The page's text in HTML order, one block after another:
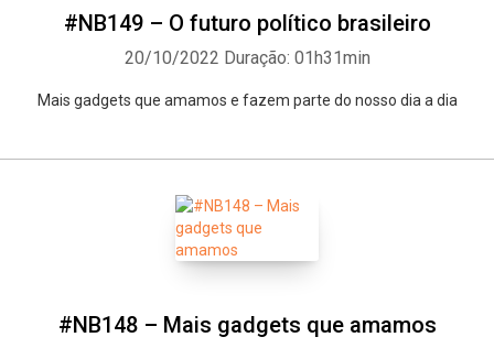
#NB149 – O futuro político brasileiro
20/10/2022 Duração: 01h31min
Mais gadgets que amamos e fazem parte do nosso dia a dia
#NB148 – Mais gadgets que amamos
Facebook Twitter